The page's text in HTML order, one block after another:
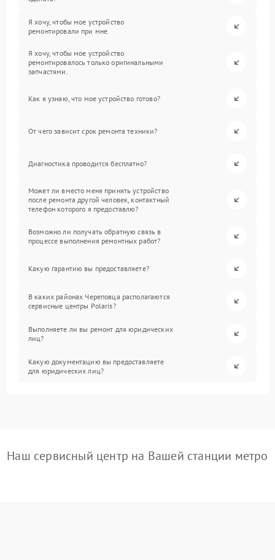
Я хочу, чтобы мое устройство
ремонтировали при мне.
Я хочу, чтобы мое устройство
ремонтировалось только оригинальными
запчастями.
Как я узнаю, что мое устройство готово?
От чего зависит срок ремонта техники?
Диагностика проводится бесплатно?
Может ли вместо меня принять устройство
после ремонта другой человек, контактный
телефон которого я предоставлю?
Возможно ли получать обратную связь в
процессе выполнения ремонтных работ?
Какую гарантию вы предоставляете?
В каких районах Череповца располагаются
сервисные центры Polaris?
Выполняете ли вы ремонт для юридических
лиц?
Какую документацию вы предоставляете
для юридических лиц?
Наш сервисный центр на Вашей станции метро